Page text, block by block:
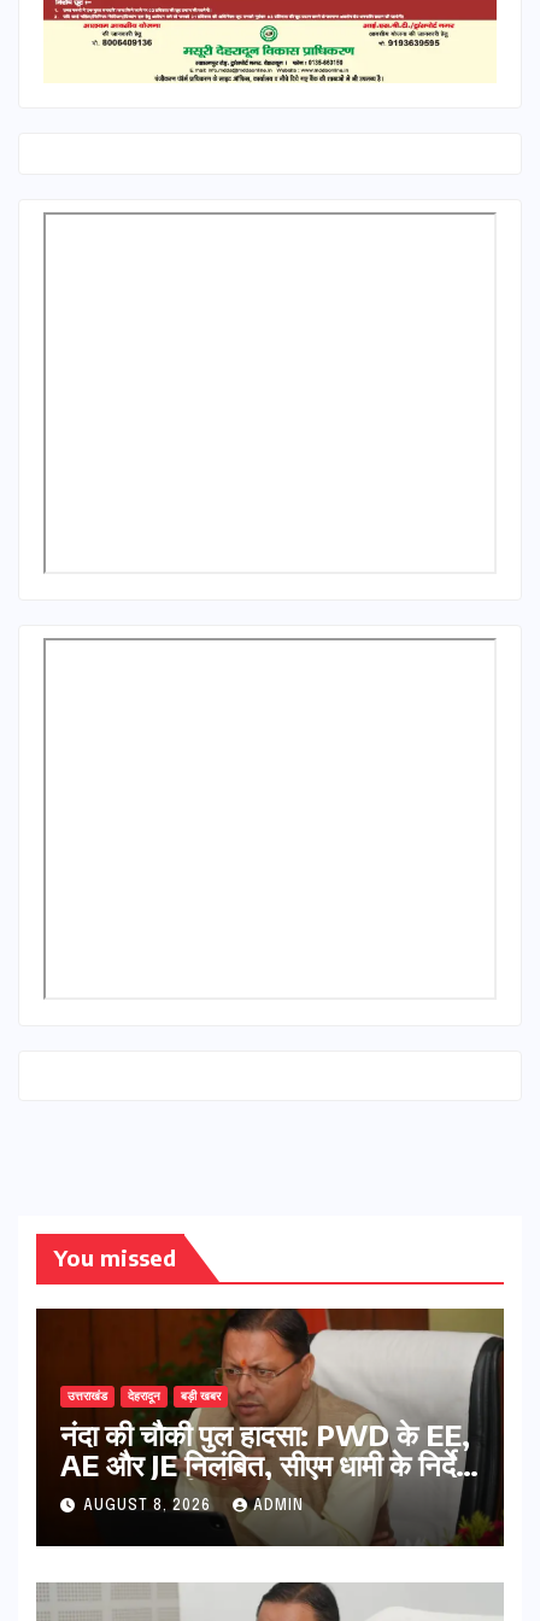
You missed
उत्तराखंड देहरादून बड़ी खबर
नंदा की चौकी पुल हादसा: PWD के EE,
AE और JE निलंबित, सीएम धामी के निर्देश
पर सख्त कार्रवाई
AUGUST 8, 2026 ADMIN